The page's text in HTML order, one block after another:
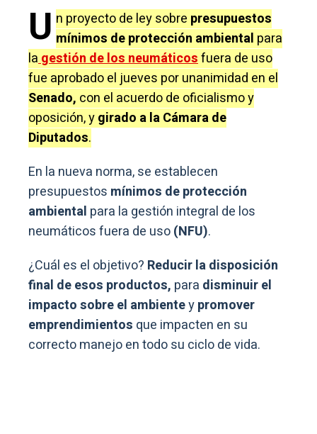
U n proyecto de ley sobre presupuestos
mínimos de protección ambiental para
la gestión de los neumáticosfuera de uso
fue aprobado el jueves por unanimidad en el
Senado, con el acuerdo de oficialismo y
oposición, ygirado a la Cámara de
Diputados.
En la nueva norma, se establecen
presupuestos mínimos de protección
ambiental para la gestión integral de los
neumáticos fuera de uso(NFU).
¿Cuál es el objetivo? Reducir la disposición
final de esos productos, para disminuir el
impacto sobre el ambienteypromover
emprendimientos que impacten en su
correcto manejo en todo su ciclo de vida.